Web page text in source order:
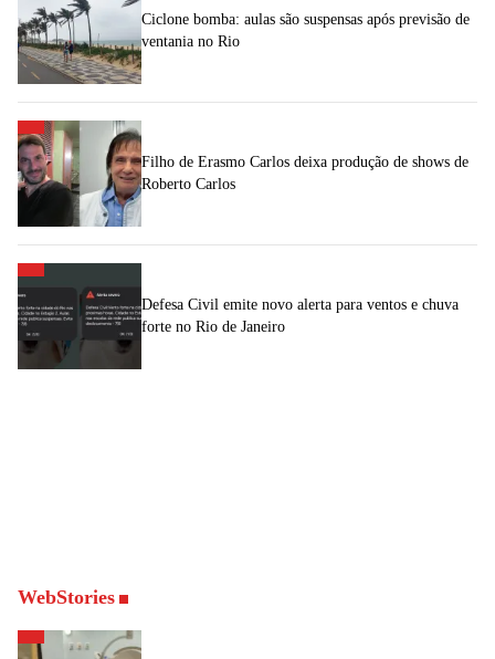
Ciclone bomba: aulas são suspensas após previsão de
ventania no Rio
Filho de Erasmo Carlos deixa produção de shows de
Roberto Carlos
Defesa Civil emite novo alerta para ventos e chuva
forte no Rio de Janeiro
WebStories